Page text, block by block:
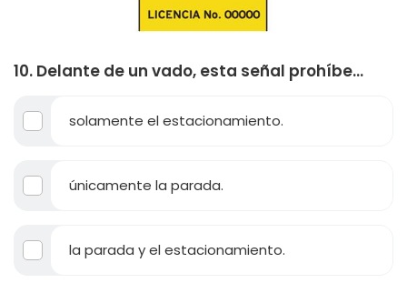
10. Delante de un vado, esta señal prohíbe...
solamente el estacionamiento.
únicamente la parada.
la parada y el estacionamiento.